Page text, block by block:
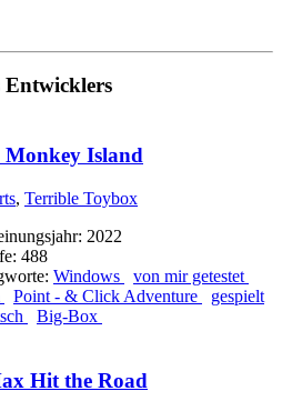
Entwicklers
Island
, Terrible Toybox
2022
488
Windows
von mir getestet
Point - & Click Adventure
gespielt
Big-Box
Hit the Road